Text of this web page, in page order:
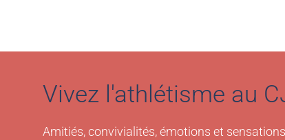
Vivez l'athlétisme au
Amitiés, convivialités, émotions et